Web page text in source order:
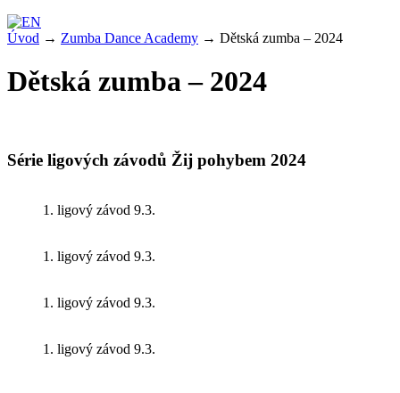
Úvod → Zumba Dance Academy → Dětská zumba – 2024
Dětská zumba – 2024
Série ligových závodů Žij pohybem 2024
1. ligový závod 9.3.
1. ligový závod 9.3.
1. ligový závod 9.3.
1. ligový závod 9.3.